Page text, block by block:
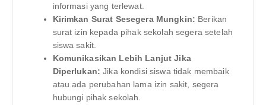
informasi yang terlewat.
Kirimkan Surat Sesegera Mungkin: Berikan
surat izin kepada pihak sekolah segera setelah
siswa sakit.
Komunikasikan Lebih Lanjut Jika
Diperlukan: Jika kondisi siswa tidak membaik
atau ada perubahan lama izin sakit, segera
hubungi pihak sekolah.